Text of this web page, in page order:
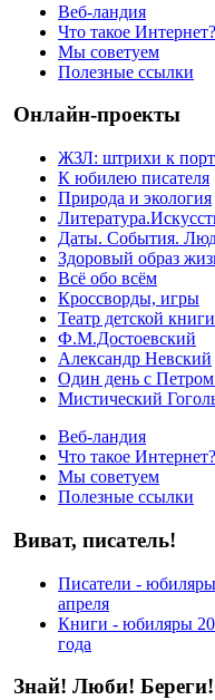
Веб-ландия
Что такое Интернет?
Мы советуем
Полезные ссылки
Онлайн-проекты
ЖЗЛ: штрихи к
К юбилею писателя
Природа и экология
Даты. События.
Здоровый образ
Всё обо всём
Кроссворды, игры
Театр детской книги
Ф.М.Достоевский
Александр Невский
Один день с
Мистический
Веб-ландия
Что такое Интернет?
Мы советуем
Полезные ссылки
Виват, писатель!
Писатели - юбиляры
апреля
Книги - юбиляры
года
Знай! Люби! Береги!